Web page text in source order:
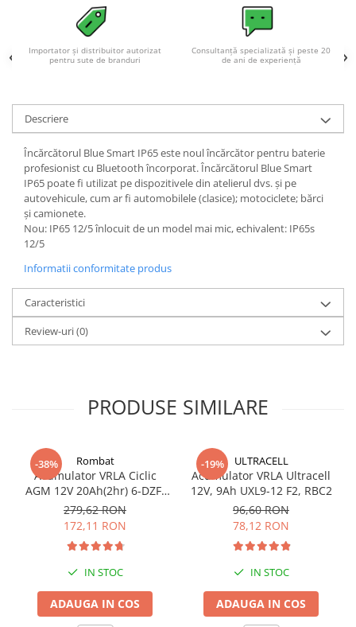
Importator și distribuitor autorizat
pentru sute de branduri
Consultanță specializată și peste 20
de ani de experiență
Descriere
Încărcătorul Blue Smart IP65 este noul încărcător pentru baterie
profesionist cu Bluetooth încorporat. Încărcătorul Blue Smart
IP65 poate fi utilizat pe dispozitivele din atelierul dvs. și pe
autovehicule, cum ar fi automobilele (clasice); motociclete; bărci
și camionete.
Nou: IP65 12/5 înlocuit de un model mai mic, echivalent: IP65s
12/5
Informatii conformitate produs
Caracteristici
Review-uri(0)
PRODUSE SIMILARE
-38% Rombat
Acumulator VRLA Ciclic
AGM 12V 20Ah(2hr) 6-DZF-
20 / 6-DZM-20 pentru
biciclete electrice
279,62 RON
172,11 RON
IN STOC
ADAUGA IN COS
-19% ULTRACELL
Acumulator VRLA Ultracell
12V, 9Ah UXL9-12 F2, RBC2
96,60 RON
78,12 RON
IN STOC
ADAUGA IN COS